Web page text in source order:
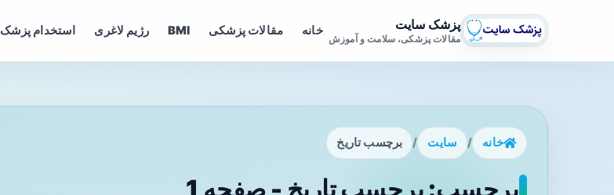
پزشک سایت
مقالات پزشکی، سلامت و آموزش
خانه مقالات پزشکی BMI رژیم لاغری استخدام پزشک
خانه / سایت / برچسب تاریخ